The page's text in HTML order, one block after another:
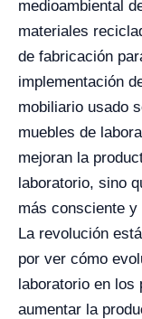
medioambiental
materiales
de fabricación
implementación
mobiliario usado
muebles de
mejoran la
laboratorio, sino
más consciente
La revolución
por ver cómo
laboratorio en los
aumentar la